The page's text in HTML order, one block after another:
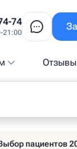
74
21:00
Отзывы
пациентов